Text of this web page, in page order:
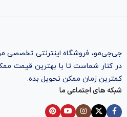
در کنار شماست تا با بهترین قیمت
کمترین زمان ممکن تحویل بده.
شبکه های اجتماعی ما